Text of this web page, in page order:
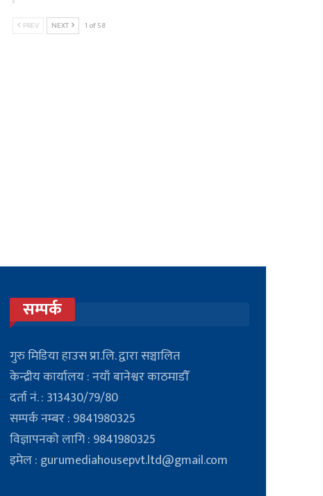
PREV NEXT 1 of 58
सम्पर्क
गुरु मिडिया हाउस प्रा.लि. द्वारा सञ्चालित
केन्द्रीय कार्यालय : नयाँ बानेश्वर काठमाडौँ
दर्ता नं. : 313430/79/80
सम्पर्क नम्बर : 9841980325
विज्ञापनको लागि : 9841980325
इमेल : gurumediahousepvt.ltd@gmail.com